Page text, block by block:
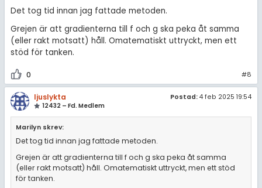
Det tog tid innan jag fattade metoden.
Grejen är att gradienterna till f och g ska peka åt samma
(eller rakt motsatt) håll. Omatematiskt uttryckt, men ett
stöd för tanken.
0 #8
ljuslykta
12432 – Fd. Medlem
Postad: 4 feb 2025 19:54
Marilyn skrev:
Det tog tid innan jag fattade metoden.
Grejen är att gradienterna till f och g ska peka åt samma
(eller rakt motsatt) håll. Omatematiskt uttryckt, men ett stöd
för tanken.